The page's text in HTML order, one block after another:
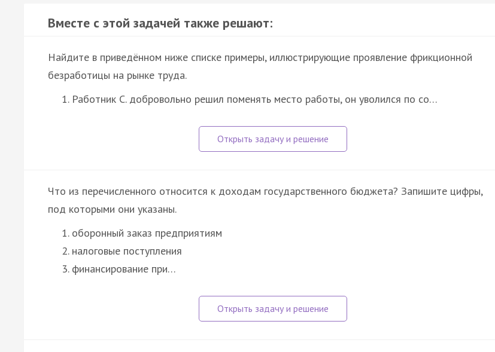
Вместе с этой задачей также решают:
Найдите в приведённом ниже списке примеры, иллюстрирующие проявление фрикционной
безработицы на рынке труда.
Работник С. добровольно решил поменять место работы, он уволился по со…
Что из перечисленного относится к доходам государственного бюджета? Запишите цифры,
под которыми они указаны.
оборонный заказ предприятиям
налоговые поступления
финансирование при…